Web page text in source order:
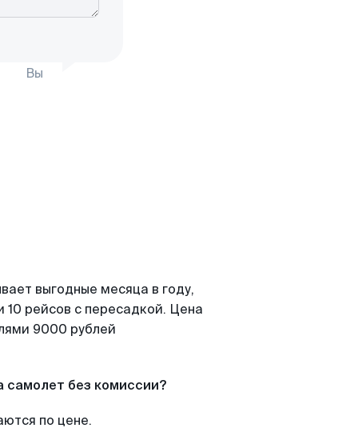
Вы
выгодные месяца в году,
рейсов с пересадкой. Цена
9000 рублей
самолет без комиссии?
по цене.